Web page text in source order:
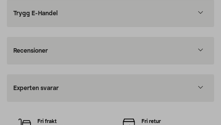
Trygg E-Handel
Recensioner
Experten svarar
Fri frakt Fri retur